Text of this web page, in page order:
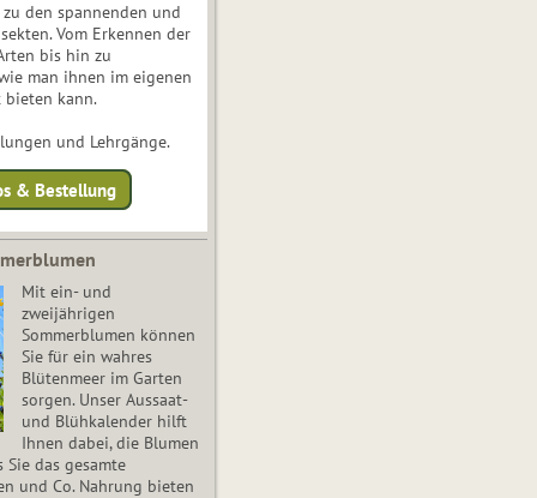
den spannenden und
Vom Erkennen der
bis hin zu
man ihnen im eigenen
bieten kann.
und Lehrgänge.
& Bestellung
Mit ein- und
zweijährigen
Sommerblumen können
Sie für ein wahres
Blütenmeer im Garten
sorgen. Unser Aussaat-
und Blühkalender hilft
Ihnen dabei, die Blumen
Sie das gesamte
und Co. Nahrung bieten